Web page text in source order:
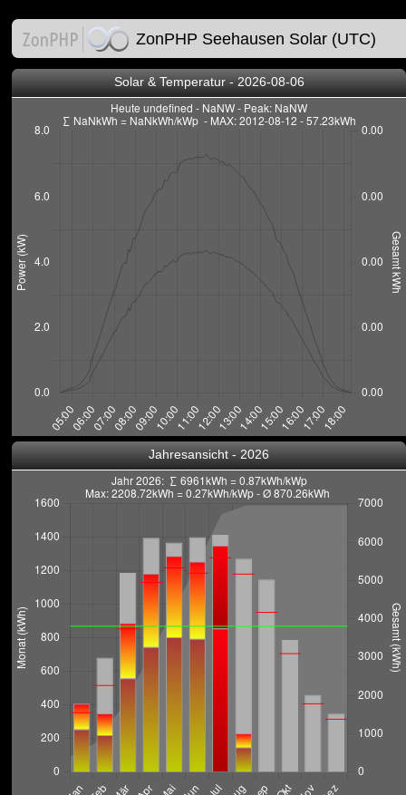
ZonPHP Seehausen Solar (UTC)
Solar & Temperatur - 2026-08-06
Warning: Undefined variable $isIframe in
/home/users/seehausen/www/org/seehausen/solar/charts/day_chart.
phpon line280
Jahresansicht - 2026